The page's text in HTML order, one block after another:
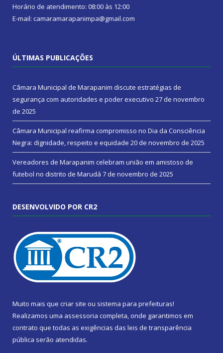
Horário de atendimento: 08:00 às 12:00
E-mail: camaramarapanimpa@gmail.com
ÚLTIMAS PUBLICAÇÕES
Câmara Municipal de Marapanim discute estratégias de
segurança com autoridades e poder executivo 27 de novembro
de 2025
Câmara Municipal reafirma compromisso no Dia da Consciência
Negra: dignidade, respeito e equidade 20 de novembro de 2025
Vereadores de Marapanim celebram união em amistoso de
futebol no distrito de Marudá 7 de novembro de 2025
DESENVOLVIDO POR CR2
Muito mais que criar site ou sistema para prefeituras!
Realizamos uma assessoria completa, onde garantimos em
contrato que todas as exigências das leis de transparência
pública serão atendidas.